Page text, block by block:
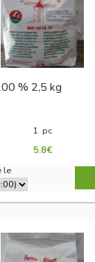
% 2,5 kg
1 pc
5.8€
le